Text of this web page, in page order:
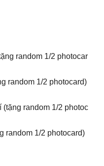
random 1/2 photocar
random 1/2 photocard)
(tặng random 1/2 photoc
random 1/2 photocard)